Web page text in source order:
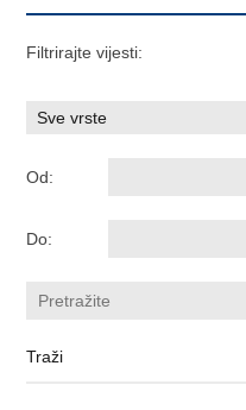
Filtrirajte vijesti:
Od:
Do: